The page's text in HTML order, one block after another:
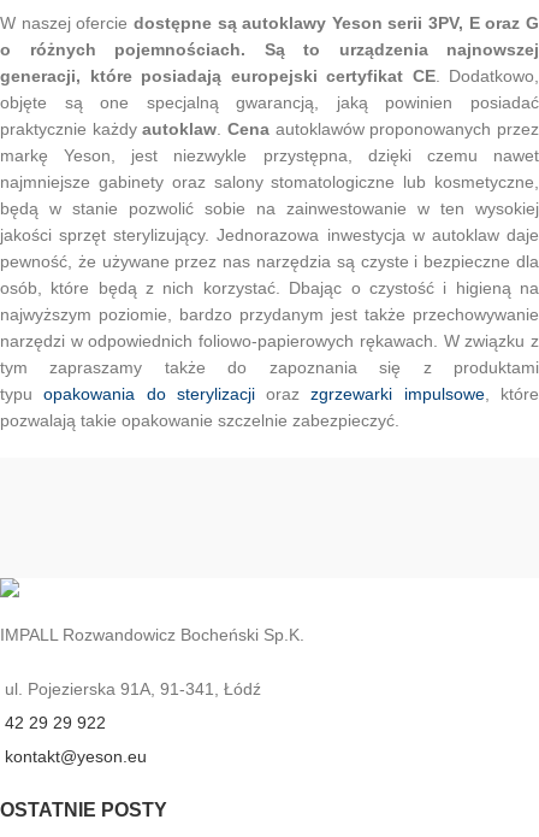
W naszej ofercie dostępne są autoklawy Yeson serii 3PV, E oraz G
o różnych pojemnościach. Są to urządzenia najnowszej
generacji, które posiadają europejski certyfikat CE. Dodatkowo,
objęte są one specjalną gwarancją, jaką powinien posiadać
praktycznie każdyautoklaw .Cena autoklawów proponowanych przez
markę Yeson, jest niezwykle przystępna, dzięki czemu nawet
najmniejsze gabinety oraz salony stomatologiczne lub kosmetyczne,
będą w stanie pozwolić sobie na zainwestowanie w ten wysokiej
jakości sprzęt sterylizujący. Jednorazowa inwestycja w autoklaw daje
pewność, że używane przez nas narzędzia są czyste i bezpieczne dla
osób, które będą z nich korzystać. Dbając o czystość i higieną na
najwyższym poziomie, bardzo przydanym jest także przechowywanie
narzędzi w odpowiednich foliowo-papierowych rękawach. W związku z
tym zapraszamy także do zapoznania się z produktami
typuopakowania do sterylizacjiorazzgrzewarki impulsowe, które
pozwalają takie opakowanie szczelnie zabezpieczyć.
IMPALL Rozwandowicz Bocheński Sp.K.
ul. Pojezierska 91A, 91-341, Łódź
42 29 29 922
kontakt@yeson.eu
OSTATNIE POSTY